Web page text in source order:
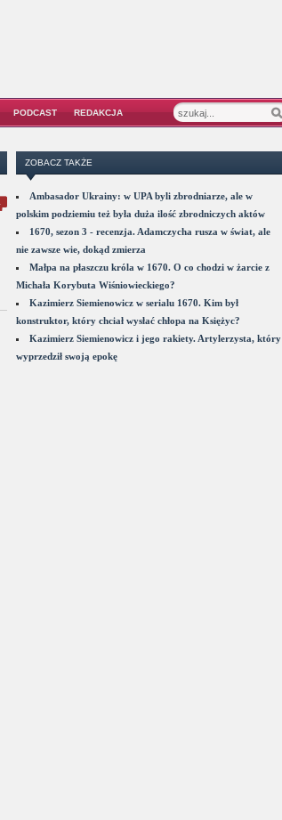
PODCAST REDAKCJA
ZOBACZ TAKŻE
Ambasador Ukrainy: w UPA byli zbrodniarze, ale w
polskim podziemiu też była duża ilość zbrodniczych aktów
1670, sezon 3 - recenzja. Adamczycha rusza w świat, ale
nie zawsze wie, dokąd zmierza
Małpa na płaszczu króla w 1670. O co chodzi w żarcie z
Michała Korybuta Wiśniowieckiego?
Kazimierz Siemienowicz w serialu 1670. Kim był
konstruktor, który chciał wysłać chłopa na Księżyc?
Kazimierz Siemienowicz i jego rakiety. Artylerzysta, który
wyprzedził swoją epokę